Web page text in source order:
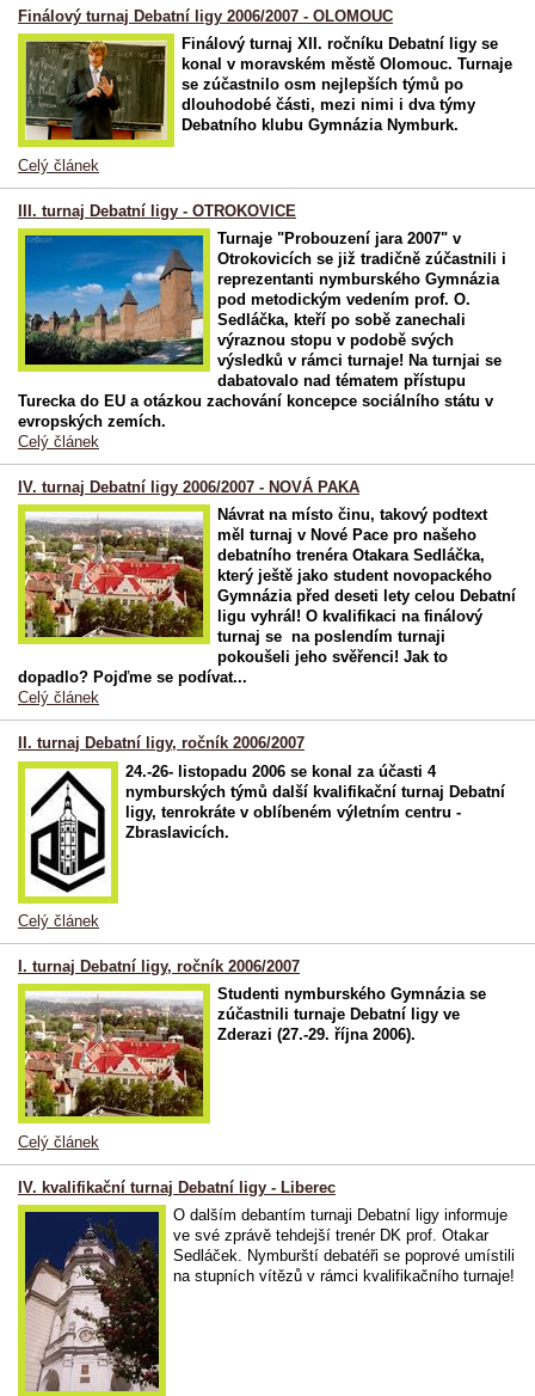
Finálový turnaj Debatní ligy 2006/2007 - OLOMOUC
Finálový turnaj XII. ročníku Debatní ligy se
konal v moravském městě Olomouc. Turnaje
se zúčastnilo osm nejlepších týmů po
dlouhodobé části, mezi nimi i dva týmy
Debatního klubu Gymnázia Nymburk.
Celý článek
III. turnaj Debatní ligy - OTROKOVICE
Turnaje "Probouzení jara 2007" v
Otrokovicích se již tradičně zúčastnili i
reprezentanti nymburského Gymnázia
pod metodickým vedením prof. O.
Sedláčka, kteří po sobě zanechali
výraznou stopu v podobě svých
výsledků v rámci turnaje! Na turnjai se
dabatovalo nad tématem přístupu
Turecka do EU a otázkou zachování koncepce sociálního státu v
evropských zemích.
Celý článek
IV. turnaj Debatní ligy 2006/2007 - NOVÁ PAKA
Návrat na místo činu, takový podtext
měl turnaj v Nové Pace pro našeho
debatního trenéra Otakara Sedláčka,
který ještě jako student novopackého
Gymnázia před deseti lety celou Debatní
ligu vyhrál! O kvalifikaci na finálový
turnaj se na poslendím turnaji
pokoušeli jeho svěřenci! Jak to
dopadlo? Pojďme se podívat...
Celý článek
II. turnaj Debatní ligy, ročník 2006/2007
24.-26- listopadu 2006 se konal za účasti 4
nymburských týmů další kvalifikační turnaj Debatní
ligy, tenrokráte v oblíbeném výletním centru -
Zbraslavicích.
Celý článek
I. turnaj Debatní ligy, ročník 2006/2007
Studenti nymburského Gymnázia se
zúčastnili turnaje Debatní ligy ve
Zderazi (27.-29. října 2006).
Celý článek
IV. kvalifikační turnaj Debatní ligy - Liberec
O dalším debantím turnaji Debatní ligy informuje
ve své zprávě tehdejší trenér DK prof. Otakar
Sedláček. Nymburští debatéři se poprové umístili
na stupních vítězů v rámci kvalifikačního turnaje!